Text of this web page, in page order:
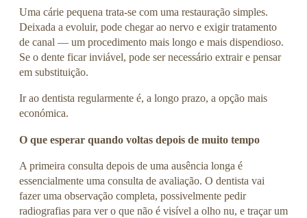
Uma cárie pequena trata-se com uma restauração simples.
Deixada a evoluir, pode chegar ao nervo e exigir tratamento
de canal — um procedimento mais longo e mais dispendioso.
Se o dente ficar inviável, pode ser necessário extrair e pensar
em substituição.
Ir ao dentista regularmente é, a longo prazo, a opção mais
económica.
O que esperar quando voltas depois de muito tempo
A primeira consulta depois de uma ausência longa é
essencialmente uma consulta de avaliação. O dentista vai
fazer uma observação completa, possivelmente pedir
radiografias para ver o que não é visível a olho nu, e traçar um